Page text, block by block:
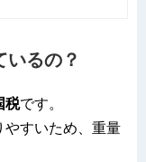
いるの？
税です。
やすいため、重量